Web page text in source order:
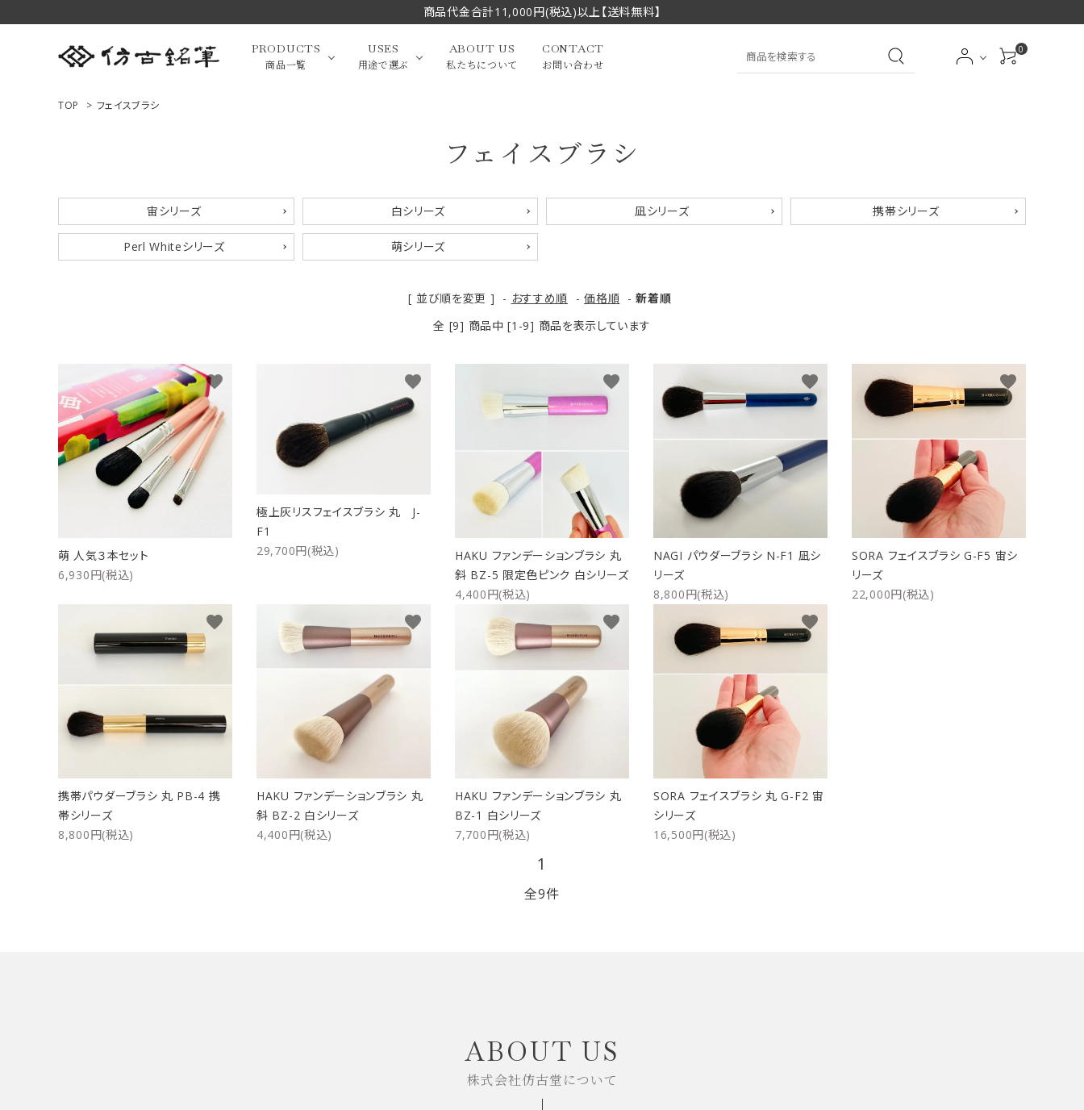
商品代金合計11,000円(税込)以上【送料無料】
PRODUCTS
商品一覧
大中筆（半切・条幅以
小筆 特大筆・珍品筆 学童用（初心者用）
限定品・セット品
オプション・その他
USES
用途で選ぶ
漢字
写経・御朱印 画筆・絵てがみ 前衛 大字
贈り物（限定セット）
リップブラシ 贈り物（限定セット） 洗浄剤・その他
洗顔ブラシ
ABOUT US
私たちについて
CONTACT
お問い合わせ
0
ログイン 新規会員登録
ご利用ガイド
プライバシーポリシー
特定商取引法について
TOP > フェイスブラシ
フェイスブラシ
宙シリーズ 白シリーズ 凪シリーズ 携帯シリーズ
Perl Whiteシリーズ 萌シリーズ
[ 並び順を変更 ] - おすすめ順 -価格順 -新着順
全 [9] 商品中 [1-9] 商品を表示しています
萌 人気３本セット
6,930円(税込)
favorite
極上灰リスフェイスブラシ 丸 J-
F1
29,700円(税込)
favorite
HAKU ファンデーションブラシ 丸
斜 BZ-5 限定色ピンク 白シリーズ
4,400円(税込)
favorite
NAGI パウダーブラシ N-F1 凪シ
リーズ
8,800円(税込)
favorite
SORA フェイスブラシ G-F5 宙シ
リーズ
22,000円(税込)
favorite
携帯パウダーブラシ 丸 PB-4 携
帯シリーズ
8,800円(税込)
favorite
HAKU ファンデーションブラシ 丸
斜 BZ-2 白シリーズ
4,400円(税込)
favorite
HAKU ファンデーションブラシ 丸
BZ-1 白シリーズ
7,700円(税込)
favorite
SORA フェイスブラシ 丸 G-F2 宙
シリーズ
16,500円(税込)
favorite
1
全9件
ABOUT US
株式会社仿古堂について